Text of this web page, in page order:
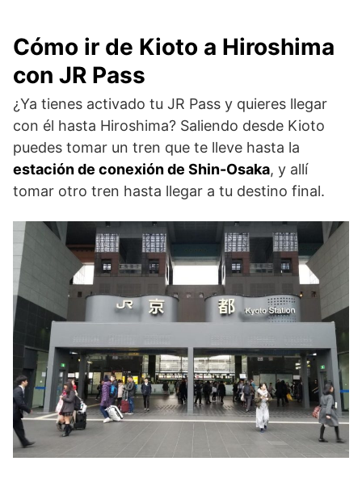
Cómo ir de Kioto a Hiroshima
con JR Pass
¿Ya tienes activado tu JR Pass y quieres llegar
con él hasta Hiroshima? Saliendo desde Kioto
puedes tomar un tren que te lleve hasta la
estación de conexión de Shin-Osaka, y allí
tomar otro tren hasta llegar a tu destino final.